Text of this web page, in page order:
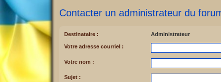
Contacter un administrateur du
Destinataire : Administrateur
Votre adresse courriel :
Votre nom :
Sujet :